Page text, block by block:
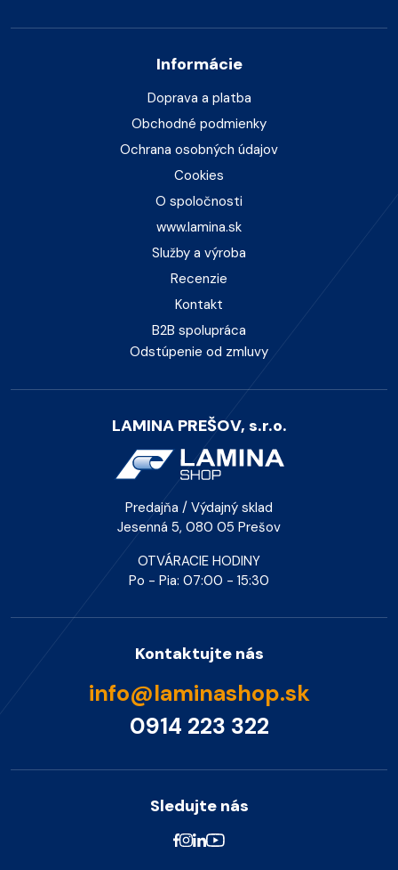
Informácie
Doprava a platba
Obchodné podmienky
Ochrana osobných údajov
Cookies
O spoločnosti
www.lamina.sk
Služby a výroba
Recenzie
Kontakt
B2B spolupráca
Odstúpenie od zmluvy
LAMINA PREŠOV, s.r.o.
Predajňa / Výdajný sklad
Jesenná 5, 080 05 Prešov
OTVÁRACIE HODINY
Po - Pia: 07:00 - 15:30
Kontaktujte nás
info@laminashop.sk
0914 223 322
Sledujte nás